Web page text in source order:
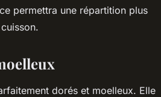
permettra une répartition plus
dorés et moelleux. Elle